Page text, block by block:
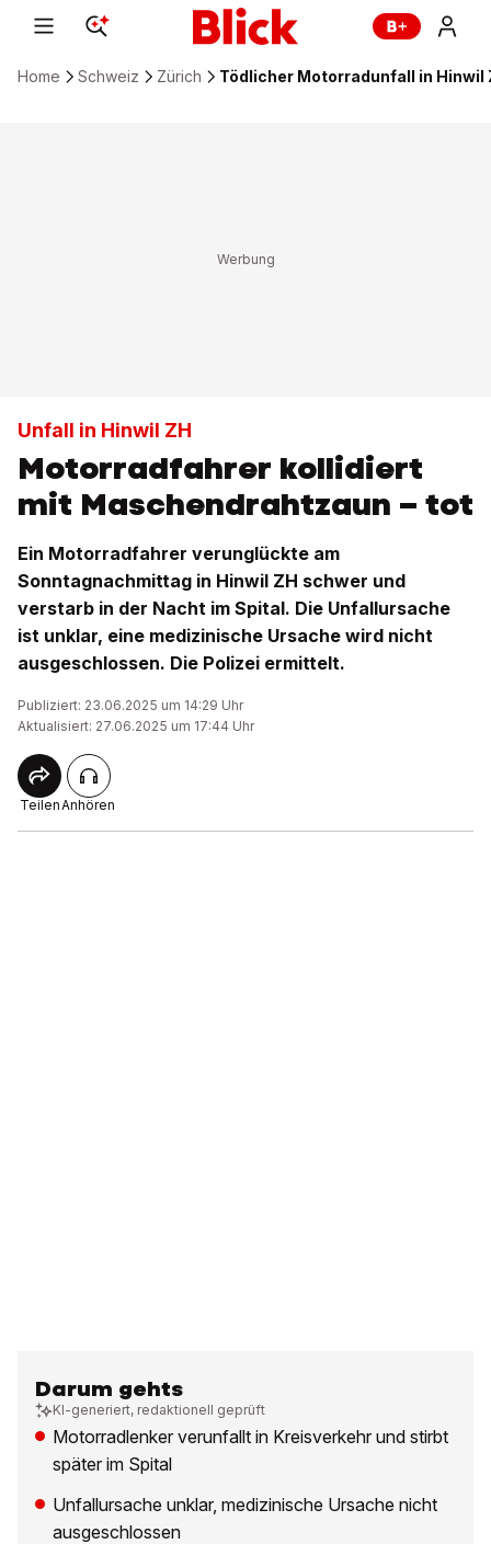
Home Schweiz Zürich Tödlicher Motorradunfall in Hinwil
Unfall in Hinwil ZH
Motorradfahrer kollidiert
mit Maschendrahtzaun – tot
Ein Motorradfahrer verunglückte am
Sonntagnachmittag in Hinwil ZH schwer und
verstarb in der Nacht im Spital. Die Unfallursache
ist unklar, eine medizinische Ursache wird nicht
ausgeschlossen. Die Polizei ermittelt.
Publiziert: 23.06.2025 um 14:29 Uhr
Aktualisiert: 27.06.2025 um 17:44 Uhr
TeilenAnhören
Darum gehts
KI-generiert, redaktionell geprüft
Motorradlenker verunfallt in Kreisverkehr und stirbt
später im Spital
Unfallursache unklar, medizinische Ursache nicht
ausgeschlossen